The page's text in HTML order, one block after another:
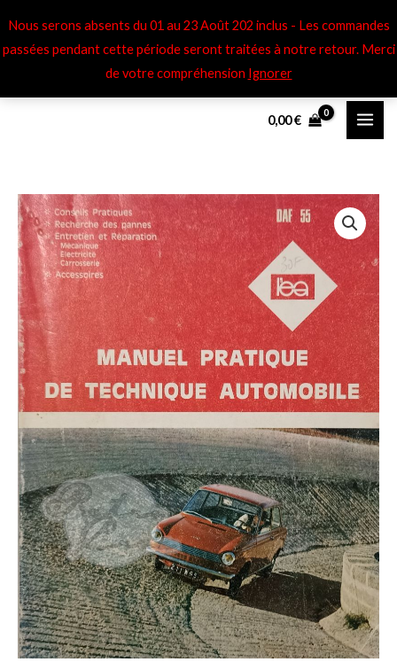
Nous serons absents du 01 au 23 Août 202 inclus - Les commandes
passées pendant cette période seront traitées à notre retour​. Merci
de votre compréhension Ignorer
au
contenu
0,00€
Plage
de
prix :
5,00 €
à
25,00 €
quantité
de
Revue
Technique
L'Expert
Automobile
DAF
55